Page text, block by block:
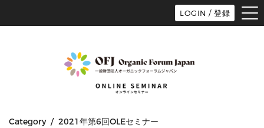
LOGIN / 登録
Category / 2021年第6回OLEセミナー